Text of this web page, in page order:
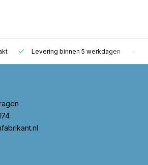
Levering binnen 5 werkdagen